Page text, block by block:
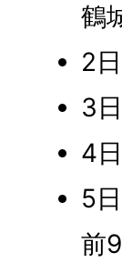
鶴
2
3
4
5
前